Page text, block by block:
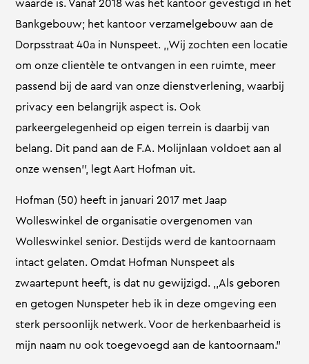
Bankgebouw; het kantoor verzamelgebouw aan de
Dorpsstraat 40a in Nunspeet. ,,Wij zochten een locatie
om onze clientèle te ontvangen in een ruimte, meer
passend bij de aard van onze dienstverlening, waarbij
privacy een belangrijk aspect is. Ook
parkeergelegenheid op eigen terrein is daarbij van
belang. Dit pand aan de F.A. Molijnlaan voldoet aan al
onze wensen’’, legt Aart Hofman uit.
Hofman (50) heeft in januari 2017 met Jaap
Wolleswinkel de organisatie overgenomen van
Wolleswinkel senior. Destijds werd de kantoornaam
intact gelaten. Omdat Hofman Nunspeet als
zwaartepunt heeft, is dat nu gewijzigd. ,,Als geboren
en getogen Nunspeter heb ik in deze omgeving een
sterk persoonlijk netwerk. Voor de herkenbaarheid is
mijn naam nu ook toegevoegd aan de kantoornaam.”